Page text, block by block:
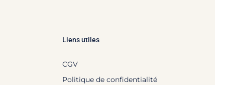
Liens utiles
CGV
Politique de confidentialité